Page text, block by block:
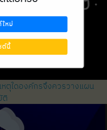
ตุใดองค์กรจึงควรวางแผน
ติ
ใหม่
ต์นี้